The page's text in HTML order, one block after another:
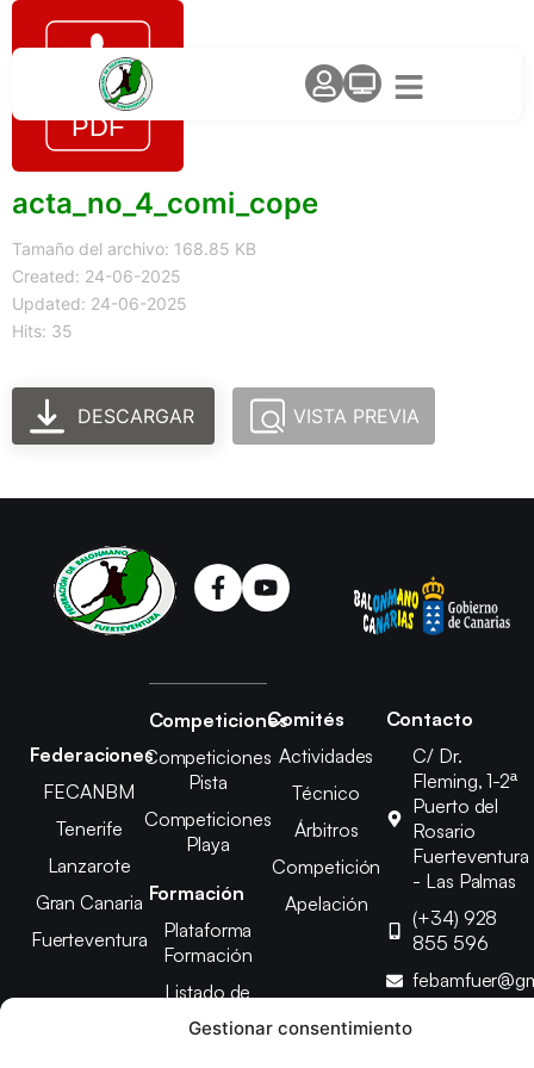
Gestionar consentimiento
acta_no_4_comi_cope
Tamaño del archivo: 168.85 KB
Created: 24-06-2025
Updated: 24-06-2025
Hits: 35
DESCARGAR VISTA PREVIA
Federaciones
FECANBM
Tenerife
Lanzarote
Gran Canaria
Fuerteventura
Competiciones
Competiciones
Pista
Competiciones
Playa
Formación
Plataforma
Formación
Listado de
Cursos
Comités
Actividades
Técnico
Árbitros
Competición
Apelación
Contacto
C/ Dr.
Fleming, 1-2ª
Puerto del
Rosario
Fuerteventura
- Las Palmas
(+34) 928
855 596